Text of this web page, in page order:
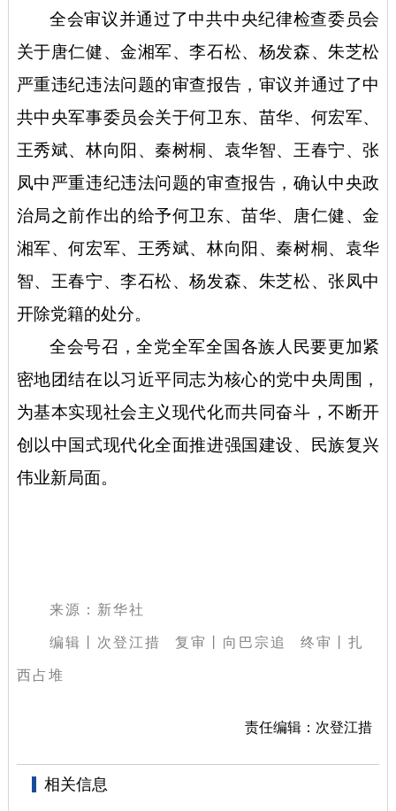
全会审议并通过了中共中央纪律检查委员会
关于唐仁健、金湘军、李石松、杨发森、朱芝松
严重违纪违法问题的审查报告，审议并通过了中
共中央军事委员会关于何卫东、苗华、何宏军、
王秀斌、林向阳、秦树桐、袁华智、王春宁、张
凤中严重违纪违法问题的审查报告，确认中央政
治局之前作出的给予何卫东、苗华、唐仁健、金
湘军、何宏军、王秀斌、林向阳、秦树桐、袁华
智、王春宁、李石松、杨发森、朱芝松、张凤中
开除党籍的处分。
全会号召，全党全军全国各族人民要更加紧
密地团结在以习近平同志为核心的党中央周围，
为基本实现社会主义现代化而共同奋斗，不断开
创以中国式现代化全面推进强国建设、民族复兴
伟业新局面。
来源：新华社
编辑丨次登江措 复审丨向巴宗追 终审丨扎
西占堆
责任编辑：次登江措
相关信息